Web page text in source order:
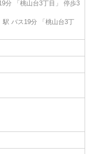
分 「桃山台3丁目」 停歩3
駅 バス19分 「桃山台3丁